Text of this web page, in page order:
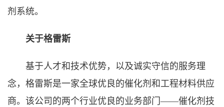
剂系统。
关于格雷斯
基于人才和技术优势，以及诚实守信的服务理
念，格雷斯是一家全球优良的催化剂和工程材料供应
商。该公司的两个行业优良的业务部门——催化剂技